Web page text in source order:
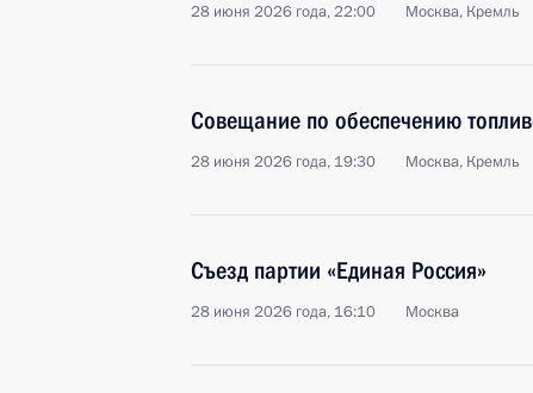
28 июня 2026 года, 22:00 Москва, Кремль
Совещание по обеспечению
28 июня 2026 года, 19:30 Москва, Кремль
Съезд партии «Единая Россия»
28 июня 2026 года, 16:10 Москва